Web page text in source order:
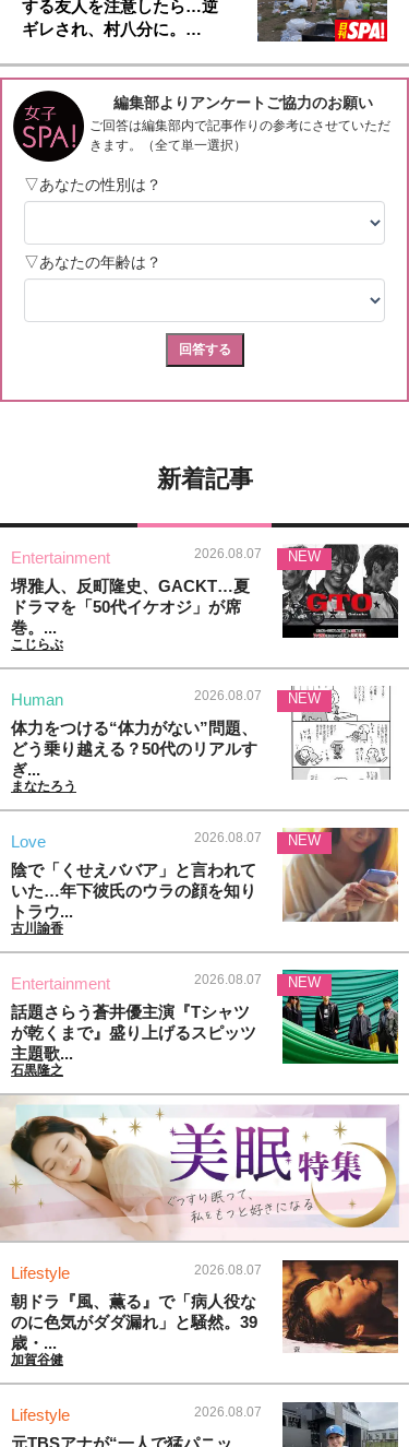
する友人を注意したら…逆
ギレされ、村八分に。…
新着記事
Entertainment 2026.08.07
堺雅人、反町隆史、GACKT…夏
ドラマを「50代イケオジ」が席
巻。...
こじらぶ
NEW
Human 2026.08.07
体力をつける“体力がない”問題、
どう乗り越える？50代のリアルす
ぎ...
まなたろう
NEW
Love 2026.08.07
陰で「くせえババア」と言われて
いた…年下彼氏のウラの顔を知り
トラウ...
古川諭香
NEW
Entertainment 2026.08.07
話題さらう蒼井優主演『Tシャツ
が乾くまで』盛り上げるスピッツ
主題歌...
石黒隆之
NEW
Lifestyle 2026.08.07
朝ドラ『風、薫る』で「病人役な
のに色気がダダ漏れ」と騒然。39
歳・...
加賀谷健
Lifestyle 2026.08.07
元TBSアナが“一人で猛パニッ